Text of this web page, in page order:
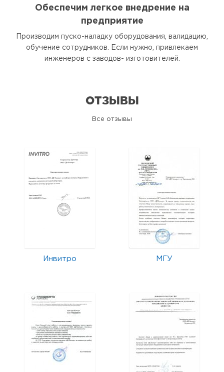
Обеспечим легкое внедрение на
предприятие
Производим пуско-наладку оборудования, валидацию,
обучение сотрудников. Если нужно, привлекаем
инженеров с заводов- изготовителей.
ОТЗЫВЫ
Все отзывы
Инвитро МГУ